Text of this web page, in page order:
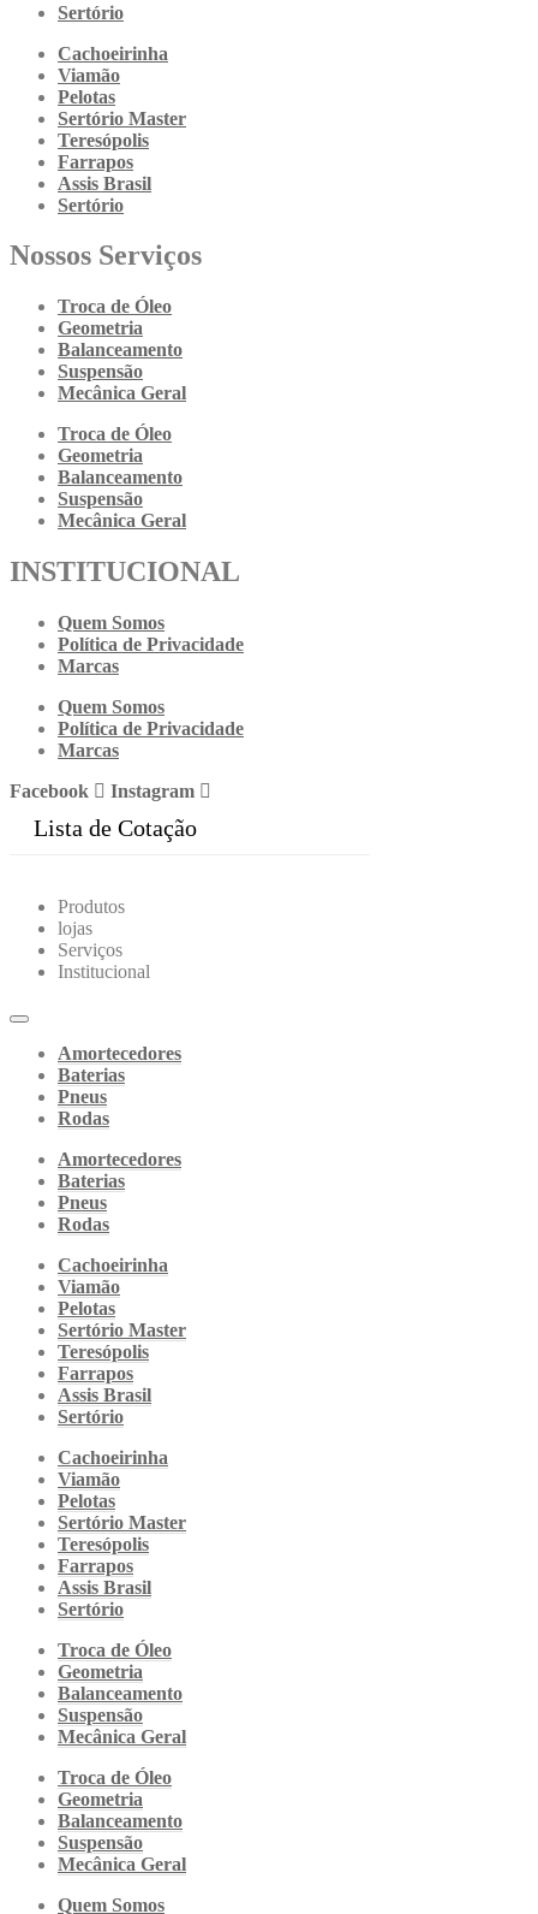
Sertório
Cachoeirinha
Viamão
Pelotas
Sertório Master
Teresópolis
Farrapos
Assis Brasil
Sertório
Nossos Serviços
Troca de Óleo
Geometria
Balanceamento
Suspensão
Mecânica Geral
Troca de Óleo
Geometria
Balanceamento
Suspensão
Mecânica Geral
INSTITUCIONAL
Quem Somos
Política de Privacidade
Marcas
Quem Somos
Política de Privacidade
Marcas
Facebook
Instagram
Lista de Cotação
Produtos
lojas
Serviços
Institucional
Amortecedores
Baterias
Pneus
Rodas
Amortecedores
Baterias
Pneus
Rodas
Cachoeirinha
Viamão
Pelotas
Sertório Master
Teresópolis
Farrapos
Assis Brasil
Sertório
Cachoeirinha
Viamão
Pelotas
Sertório Master
Teresópolis
Farrapos
Assis Brasil
Sertório
Troca de Óleo
Geometria
Balanceamento
Suspensão
Mecânica Geral
Troca de Óleo
Geometria
Balanceamento
Suspensão
Mecânica Geral
Quem Somos